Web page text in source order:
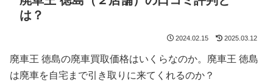
は？
2024.02.15 2025.03.12
廃車王 徳島の廃車買取価格はいくらなのか。廃車王 徳島
は廃車を自宅まで引き取りに来てくれるのか？